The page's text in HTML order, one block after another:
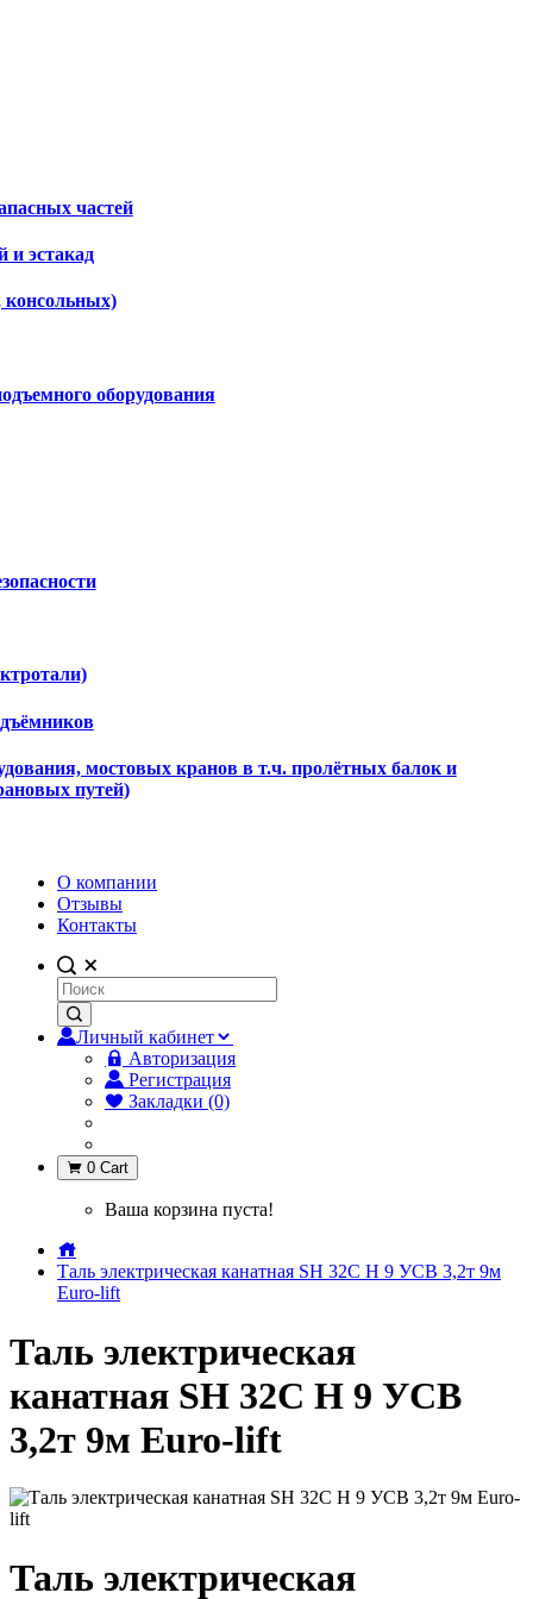
частей
и эстакад
консольных)
оборудования
мостовых кранов в т.ч. пролётных балок и
путей)
О компании
Отзывы
Контакты
Личный кабинет
Авторизация
Регистрация
Закладки (0)
0 Cart
Ваша корзина пуста!
Таль электрическая канатная SH 32С H 9 УСВ 3,2т 9м
Euro-lift
Таль электрическая
канатная SH 32С H 9 УСВ
3,2т 9м Euro-lift
Таль электрическая